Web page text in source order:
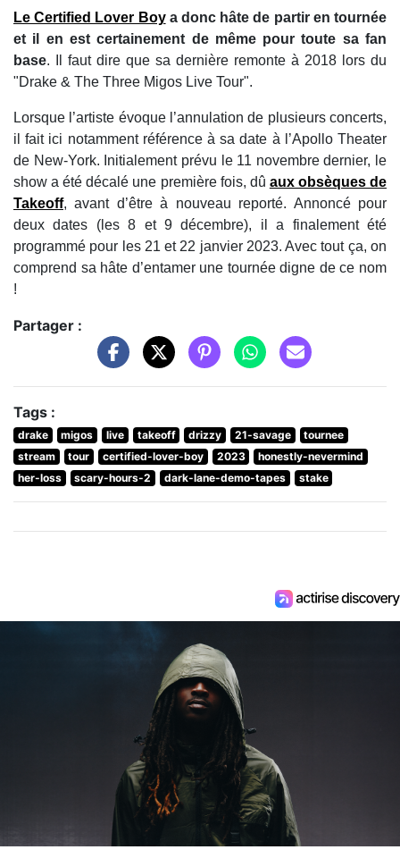
Le Certified Lover Boy a donc hâte de partir en tournée
et il en est certainement de même pour toute sa fan
base. Il faut dire que sa dernière remonte à 2018 lors du
"Drake & The Three Migos Live Tour".
Lorsque l’artiste évoque l’annulation de plusieurs concerts,
il fait ici notamment référence à sa date à l’Apollo Theater
de New-York. Initialement prévu le 11 novembre dernier, le
show a été décalé une première fois, dû aux obsèques de
Takeoff, avant d’être à nouveau reporté. Annoncé pour
deux dates (les 8 et 9 décembre), il a finalement été
programmé pour les 21 et 22 janvier 2023. Avec tout ça, on
comprend sa hâte d’entamer une tournée digne de ce nom
!
Partager :
Tags :
drake migos live takeoff drizzy 21-savage
tournee
stream
tour certified-lover-boy 2023
honestly-nevermind
her-loss
scary-hours-2 dark-lane-demo-tapes stake